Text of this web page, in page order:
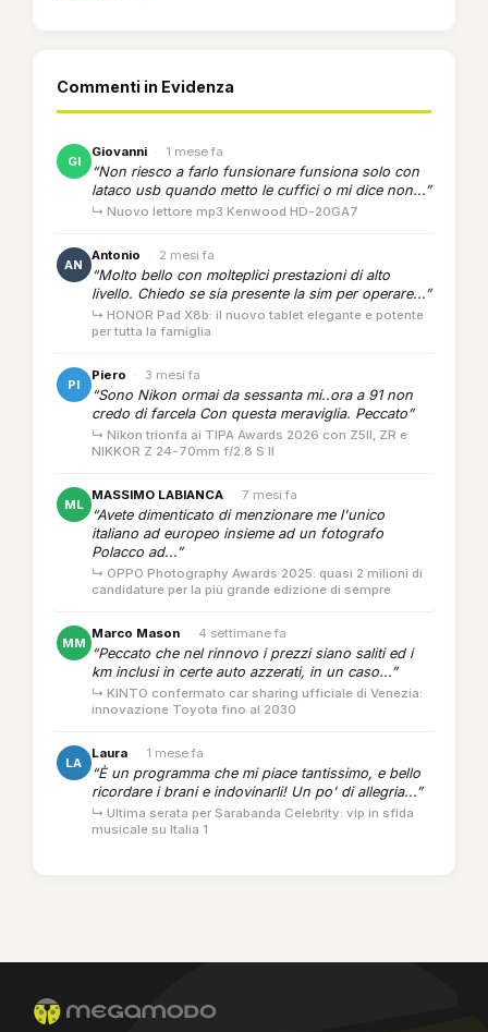
Commenti in Evidenza
GI
Giovanni · 1 mese fa
“Non riesco a farlo funsionare funsiona solo con
lataco usb quando metto le cuffici o mi dice non...”
↳ Nuovo lettore mp3 Kenwood HD-20GA7
AN
Antonio · 2 mesi fa
“Molto bello con molteplici prestazioni di alto
livello. Chiedo se sia presente la sim per operare...”
↳ HONOR Pad X8b: il nuovo tablet elegante e potente
per tutta la famiglia
PI
Piero · 3 mesi fa
“Sono Nikon ormai da sessanta mi..ora a 91 non
credo di farcela Con questa meraviglia. Peccato”
↳ Nikon trionfa ai TIPA Awards 2026 con Z5II, ZR e
NIKKOR Z 24-70mm f/2.8 S II
ML
MASSIMO LABIANCA · 7 mesi fa
“Avete dimenticato di menzionare me l'unico
italiano ad europeo insieme ad un fotografo
Polacco ad...”
↳ OPPO Photography Awards 2025: quasi 2 milioni di
candidature per la più grande edizione di sempre
MM
Marco Mason · 4 settimane fa
“Peccato che nel rinnovo i prezzi siano saliti ed i
km inclusi in certe auto azzerati, in un caso...”
↳ KINTO confermato car sharing ufficiale di Venezia:
innovazione Toyota fino al 2030
LA
Laura · 1 mese fa
“È un programma che mi piace tantissimo, e bello
ricordare i brani e indovinarli! Un po' di allegria...”
↳ Ultima serata per Sarabanda Celebrity: vip in sfida
musicale su Italia 1